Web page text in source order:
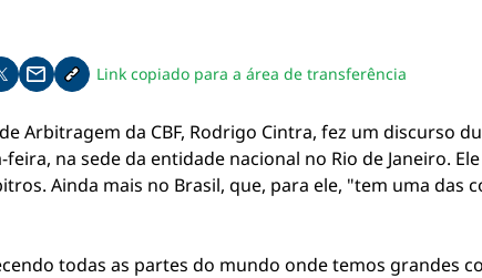
pelo whatsapp
no facebook
Compartilhar no twitter
Compartilhe pelo email
Copiar link da notícia
Link copiado para a área de transferência
Arbitragem da CBF, Rodrigo Cintra, fez um discurso
na sede da entidade nacional no Rio de Janeiro.
Ainda mais no Brasil, que, para ele, "tem uma das
todas as partes do mundo onde temos grandes